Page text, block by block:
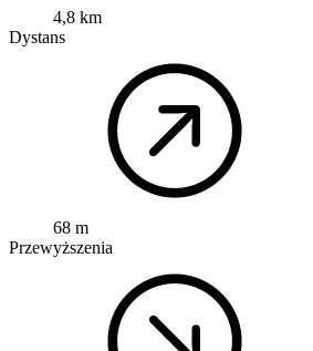
4,8 km
Dystans
68 m
Przewyższenia